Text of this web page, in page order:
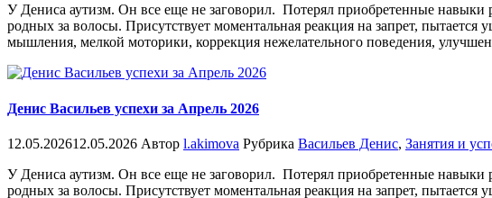
У Дениса аутизм. Он все еще не заговорил. Потерял приобретенные навыки
родных за волосы. Присутствует моментальная реакция на запрет,
мышления, мелкой моторики, коррекция нежелательного поведения,
Денис Васильев успехи за Апрель 2026
12.05.202612.05.2026 Автор l.akimova Рубрика Васильев Денис, Занятия и
У Дениса аутизм. Он все еще не заговорил. Потерял приобретенные навыки
родных за волосы. Присутствует моментальная реакция на запрет,